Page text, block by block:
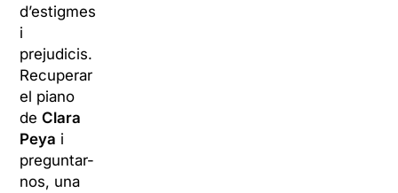
d’estigmes
i
prejudicis.
Recuperar
el piano
deClara
Peya i
preguntar-
nos, una